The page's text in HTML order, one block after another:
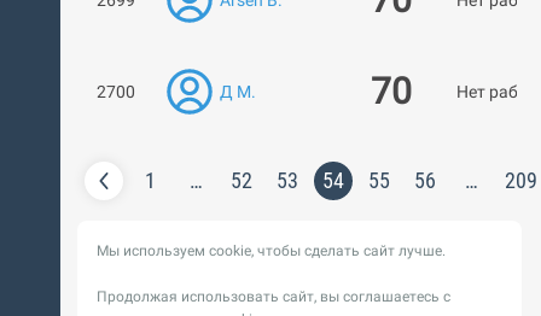
2700 Д М. 70 Нет работ
1 … 52 53 54 55 56 … 209
Мы используем cookie, чтобы сделать сайт лучше.
Продолжая использовать сайт, вы соглашаетесь с